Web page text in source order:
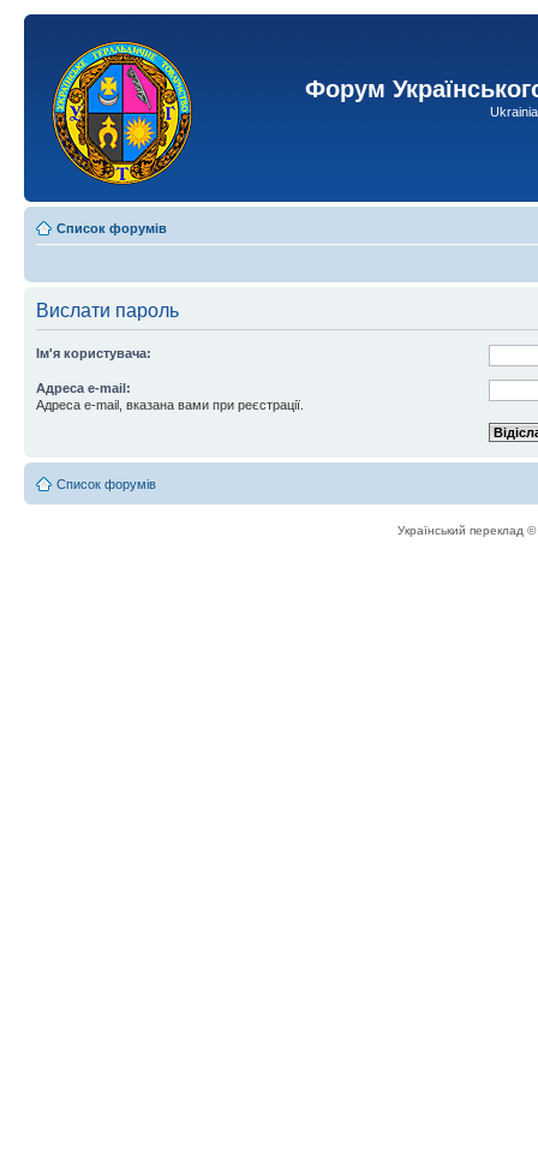
Форум
Список форумів
Вислати пароль
Ім'я користувача:
Адреса e-mail:
Адреса e-mail, вказана вами при реєстрації.
Список форумів
Український переклад